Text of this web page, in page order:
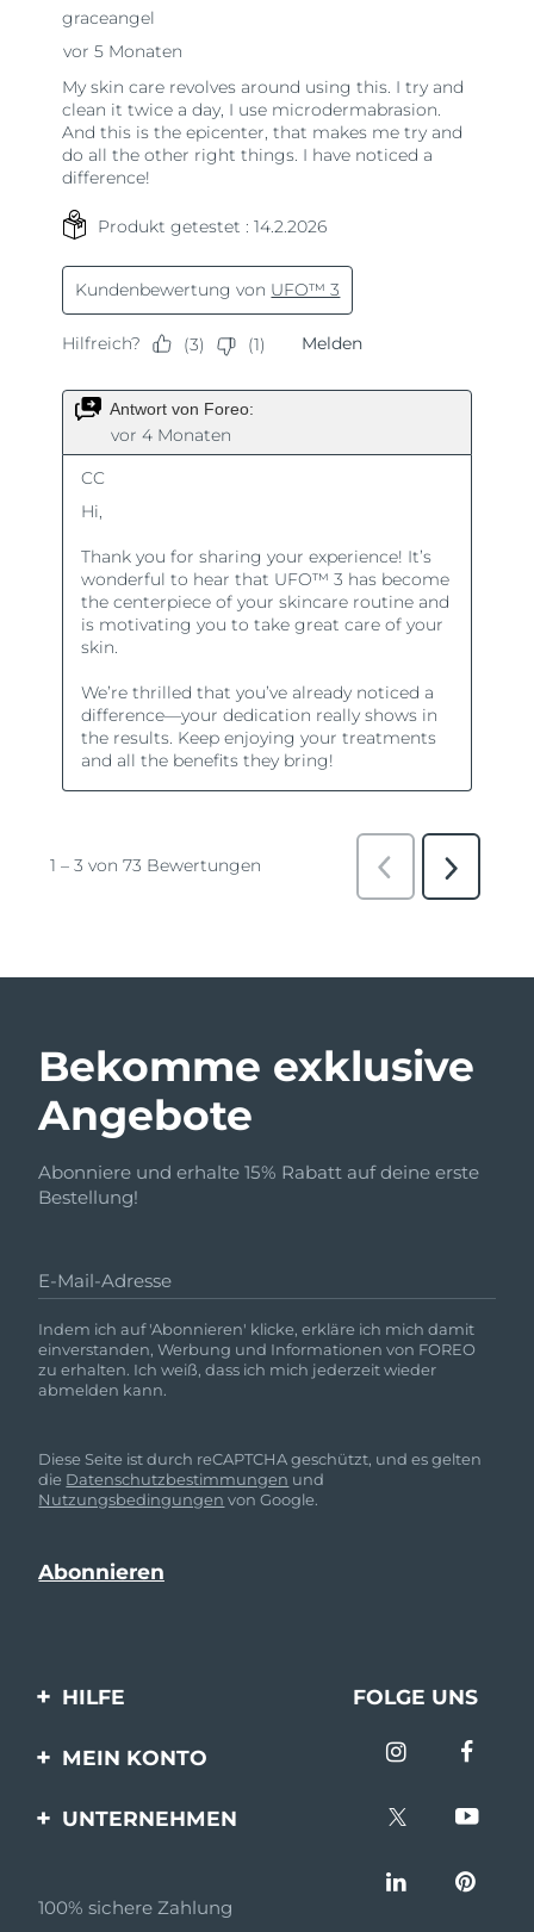
Bekomme exklusive
Angebote
Abonniere und erhalte 15% Rabatt auf deine erste
Bestellung!
E-Mail-Adresse
Indem ich auf 'Abonnieren' klicke, erkläre ich mich damit
einverstanden, Werbung und Informationen von FOREO
zu erhalten. Ich weiß, dass ich mich jederzeit wieder
abmelden kann.
Diese Seite ist durch reCAPTCHA geschützt, und es gelten
die Datenschutzbestimmungen und
Nutzungsbedingungen von Google.
HILFE
Kontaktiere uns
FOLGE UNS
MEIN KONTO
UNTERNEHMEN
Partnerprogramm
100% sichere Zahlung